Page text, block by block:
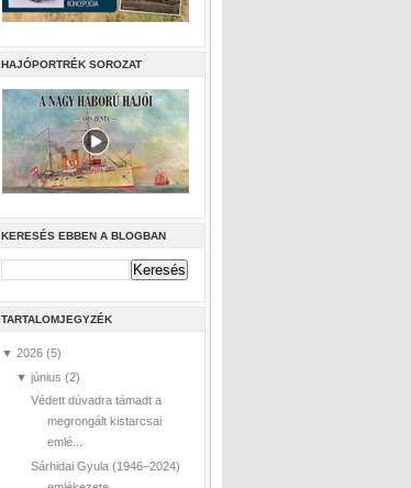
HAJÓPORTRÉK SOROZAT
KERESÉS EBBEN A BLOGBAN
TARTALOMJEGYZÉK
▼ 2026 (5)
▼ június (2)
Védett dúvadra támadt a
megrongált kistarcsai
emlé...
Sárhidai Gyula (1946–2024)